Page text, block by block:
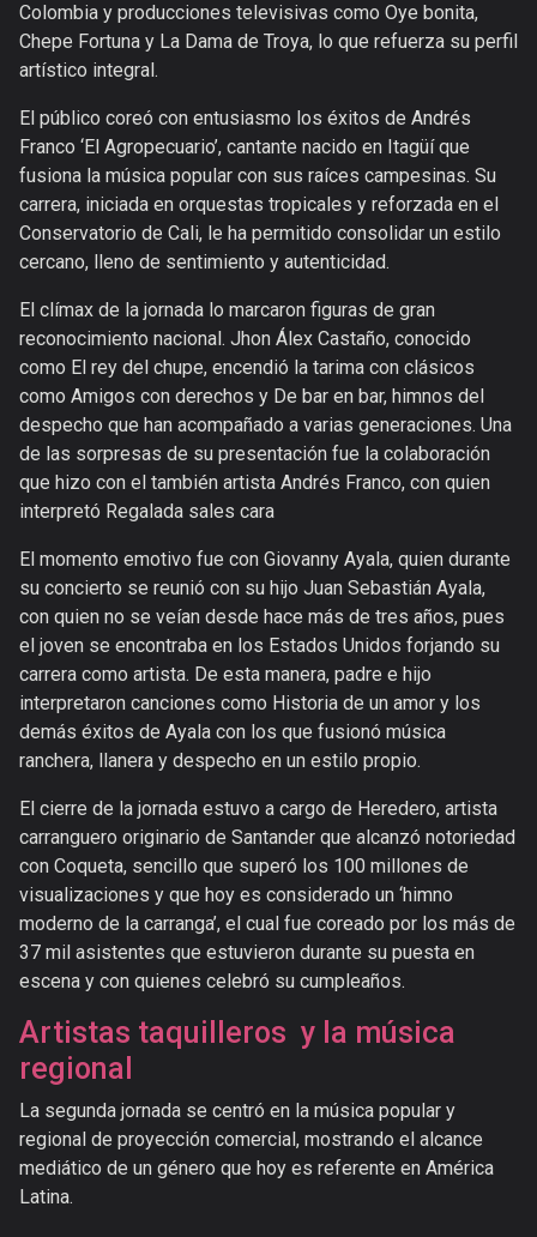
Colombia y producciones televisivas como Oye bonita,
Chepe Fortuna y La Dama de Troya, lo que refuerza su perfil
artístico integral.
El público coreó con entusiasmo los éxitos de Andrés
Franco ‘El Agropecuario’, cantante nacido en Itagüí que
fusiona la música popular con sus raíces campesinas. Su
carrera, iniciada en orquestas tropicales y reforzada en el
Conservatorio de Cali, le ha permitido consolidar un estilo
cercano, lleno de sentimiento y autenticidad.
El clímax de la jornada lo marcaron figuras de gran
reconocimiento nacional. Jhon Álex Castaño, conocido
como El rey del chupe, encendió la tarima con clásicos
como Amigos con derechos y De bar en bar, himnos del
despecho que han acompañado a varias generaciones. Una
de las sorpresas de su presentación fue la colaboración
que hizo con el también artista Andrés Franco, con quien
interpretó Regalada sales cara
El momento emotivo fue con Giovanny Ayala, quien durante
su concierto se reunió con su hijo Juan Sebastián Ayala,
con quien no se veían desde hace más de tres años, pues
el joven se encontraba en los Estados Unidos forjando su
carrera como artista. De esta manera, padre e hijo
interpretaron canciones como Historia de un amor y los
demás éxitos de Ayala con los que fusionó música
ranchera, llanera y despecho en un estilo propio.
El cierre de la jornada estuvo a cargo de Heredero, artista
carranguero originario de Santander que alcanzó notoriedad
con Coqueta, sencillo que superó los 100 millones de
visualizaciones y que hoy es considerado un ‘himno
moderno de la carranga’, el cual fue coreado por los más de
37 mil asistentes que estuvieron durante su puesta en
escena y con quienes celebró su cumpleaños.
Artistas taquilleros y la música
regional
La segunda jornada se centró en la música popular y
regional de proyección comercial, mostrando el alcance
mediático de un género que hoy es referente en América
Latina.